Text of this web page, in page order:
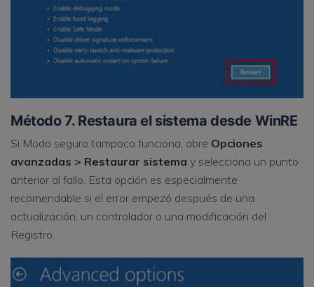
Método 7. Restaura el sistema desde WinRE
Si Modo seguro tampoco funciona, abre Opciones
avanzadas > Restaurar sistema y selecciona un punto
anterior al fallo. Esta opción es especialmente
recomendable si el error empezó después de una
actualización, un controlador o una modificación del
Registro.